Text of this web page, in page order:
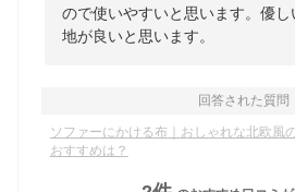
ので使いやすいと思います。優
地が良いと思います。
回答された質問
ソファーにかける布｜おしゃれな北欧風
おすすめは？